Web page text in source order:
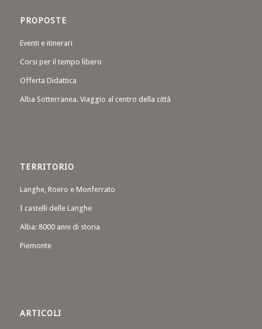
PROPOSTE
Eventi e itinerari
Corsi per il tempo libero
Offerta Didattica
Alba Sotterranea. Viaggio al centro della città
TERRITORIO
Langhe, Roero e Monferrato
I castelli delle Langhe
Alba: 8000 anni di storia
Piemonte
ARTICOLI